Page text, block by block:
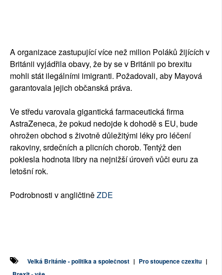
A organizace zastupující více než milion Poláků žijících v
Británii vyjádřila obavy, že by se v Británii po brexitu
mohli stát ilegálními imigranti. Požadovali, aby Mayová
garantovala jejich občanská práva.
Ve středu varovala gigantická farmaceutická firma
AstraZeneca, že pokud nedojde k dohodě s EU, bude
ohrožen obchod s životně důležitými léky pro léčení
rakoviny, srdečních a plicních chorob. Tentýž den
poklesla hodnota libry na nejnižší úroveň vůči euru za
letošní rok.
Podrobnosti v angličtiněZDE
Velká Británie - politika a společnost | Pro stoupence czexitu |